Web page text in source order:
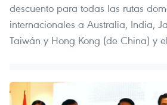
descuento para todas las rutas
internacionales a Australia, India,
Taiwán y Hong Kong (de China) y